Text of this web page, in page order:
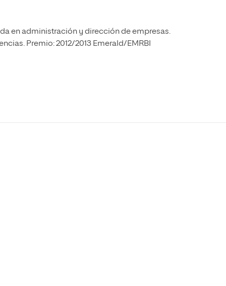
Escuela Superior de Ingeniería
y Tecnología (ESIT)
en administración y dirección de empresas.
Premio: 2012/2013 Emerald/EMRBI